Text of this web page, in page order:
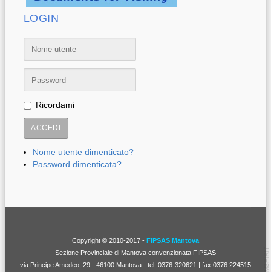
LOGIN
Ricordami
ACCEDI
Nome utente dimenticato?
Password dimenticata?
Copyright © 2010-2017 - FIPSAS Mantova
Sezione Provinciale di Mantova convenzionata FIPSAS
via Principe Amedeo, 29 - 46100 Mantova - tel. 0376-320621 | fax 0376 224515